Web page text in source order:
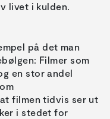
livet i kulden.
på det man
Filmer som
en stor andel
filmen tidvis ser ut
i stedet for